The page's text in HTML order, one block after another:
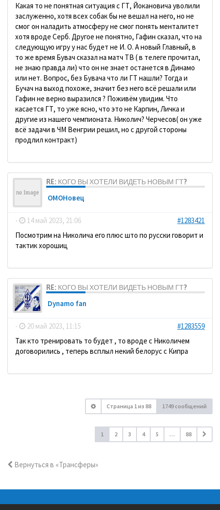
Какая то не понятная ситуация с ГТ, Йокановича уволили
заслуженно, хотя всех собак бы не вешал на него, но не
смог он наладить атмосферу не смог понять менталитет
хотя вроде Серб. Другое не понятно, Гафин сказал, что на
следующую игру у нас будет не И. О. А новый Главный, в
то же время Бувач сказал на матч ТВ ( в телеге прочитал,
не знаю правда ли) что он не знает останется в Динамо
или нет. Вопрос, без Бувача что ли ГТ нашли? Тогда и
Бучач на выход похоже, значит без него всё решали или
Гафин не верно выразился ? Поживём увидим. Что
касается ГТ, то уже ясно, что это не Карпин, Личка и
другие из нашего чемпионата. Николич? Черчесов( он уже
всё задачи в ЧМ Венгрии решил, но с другой стороны
продлил контракт)
RE: КОГО ВЫ ХОТЕЛИ ВИДЕТЬ НОВЫМ ГТ?
ОМОНовец
- 14 май 2023, 21:06
#1283421
Посмотрим на Николича его плюс што по русски говорит и
тактик хорошиц
RE: КОГО ВЫ ХОТЕЛИ ВИДЕТЬ НОВЫМ ГТ?
Dynamo fan
- 20 май 2023, 11:15
#1283559
Так кто тренировать то будет , то вроде с Николичем
договорились , теперь всплыл некий белорус с Кипра
Страница 1 из 88 1749 сообщений
1 2 3 4 5 … 88
Вернуться в «Трансферы»